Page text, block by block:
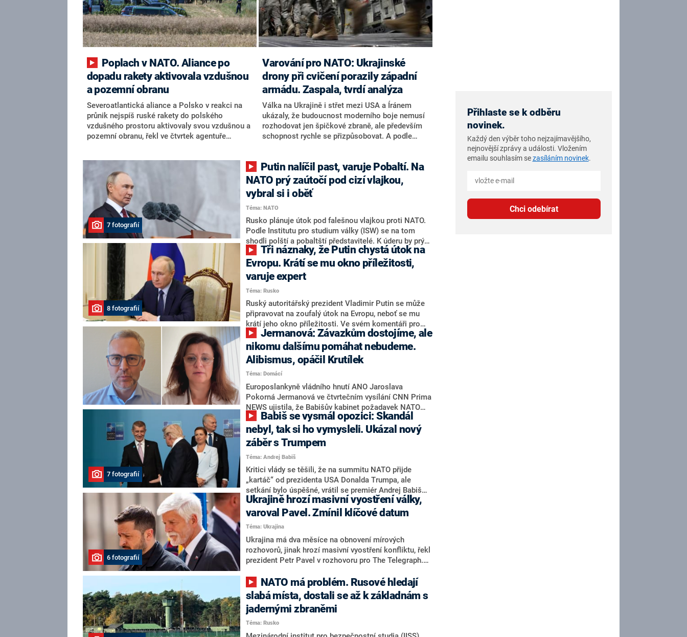
dopadu rakety aktivovala vzdušnou
a pozemní obranu
Severoatlantická aliance a Polsko v reakci na
průnik nejspíš ruské rakety do polského
vzdušného prostoru aktivovaly svou vzdušnou a
pozemní obranu, řekl ve čtvrtek agentuře
Alexus Grynkewich o incidentu rovněž hovořil s
polským náčelníkem generálního štábu
generálem Wiesławem Kukulou.
Varování pro NATO: Ukrajinské
drony při cvičení porazily západní
armádu. Zaspala, tvrdí analýza
Válka na Ukrajině i střet mezi USA a Íránem
ukázaly, že budoucnost moderního boje nemusí
rozhodovat jen špičkové zbraně, ale především
schopnost rychle se přizpůsobovat. A podle
nedostatek technologií, ale schopnost držet
krok s tempem změn.
7 fotografií
NATO prý zaútočí pod cizí vlajkou,
vybral si i oběť
Téma: NATO
Rusko plánuje útok pod falešnou vlajkou proti NATO.
Podle Institutu pro studium války (ISW) se na tom
shodli polští a pobaltští představitelé. K úderu by prý
mohly být použity ukrajinské drony.
8 fotografií
Evropu. Krátí se mu okno příležitosti,
varuje expert
Téma: Rusko
Ruský autoritářský prezident Vladimir Putin se může
připravovat na zoufalý útok na Evropu, neboť se mu
krátí jeho okno příležitosti. Ve svém komentáři pro
britský deník Independent to napsal novinář a analytik
Robert Fox. Ten ještě přidal několik náznaků od
Kremlu, kterými zmíněnou tezi vysvětluje.
nikomu dalšímu pomáhat nebudeme.
Alibismus, opáčil Krutílek
Téma: Domácí
Europoslankyně vládního hnutí ANO Jaroslava
Pokorná Jermanová ve čtvrtečním vysílání CNN Prima
NEWS ujistila, že Babišův kabinet požadavek NATO
ohledně výdajů 2 % HDP na obranu dodrží nejpozději
příští rok. „Je tam i příslib, že toho dosáhneme letos,
nicméně to bude hodně náročné," uvedla. Jedním
dechem ale dodala, že Česko nemůže nad rámec
svých závazků podporovat nikoho dalšího, ani
Ukrajinu, protože na to zkrátka nemá peníze. Podle
Ondřeje Krutílka (ODS) je takové vysvětlení alibismem.
Občanský demokrat navíc vyslovil obavu, že vláda své
sliby nakonec stejně nesplní.
7 fotografií
nebyl, tak si ho vymysleli. Ukázal nový
záběr s Trumpem
Téma: Andrej Babiš
Kritici vlády se těšili, že na summitu NATO přijde
„kartáč“ od prezidenta USA Donalda Trumpa, ale
setkání bylo úspěšné, vrátil se premiér Andrej Babiš
(ANO) k dvoudennímu setkání spojenců v Ankaře.
Zmínil se i o diskutovaném momentu s Trumpem,
Podání ruky podle něj bylo spontánní a verzi o tom, že
se k americkému prezidentovi vtlačil, označil za
překroucení situace.
6 fotografií
Ukrajině hrozí masivní vyostření války,
varoval Pavel. Zmínil klíčové datum
Téma: Ukrajina
Ukrajina má dva měsíce na obnovení mírových
rozhovorů, jinak hrozí masivní vyostření konfliktu, řekl
prezident Petr Pavel v rozhovoru pro The Telegraph.
větší tlak na Rusko, aby jeho představitelé zasedli k
mírovému jednání s ukrajinskou stranou.
slabá místa, dostali se až k základnám s
jadernými zbraněmi
Téma: Rusko
Přihlaste se k odběru
novinek.
Každý den výběr toho nejzajímavějšího,
nejnovější zprávy a události. Vložením
emailu souhlasím sezasíláním novinek.
Chci odebírat